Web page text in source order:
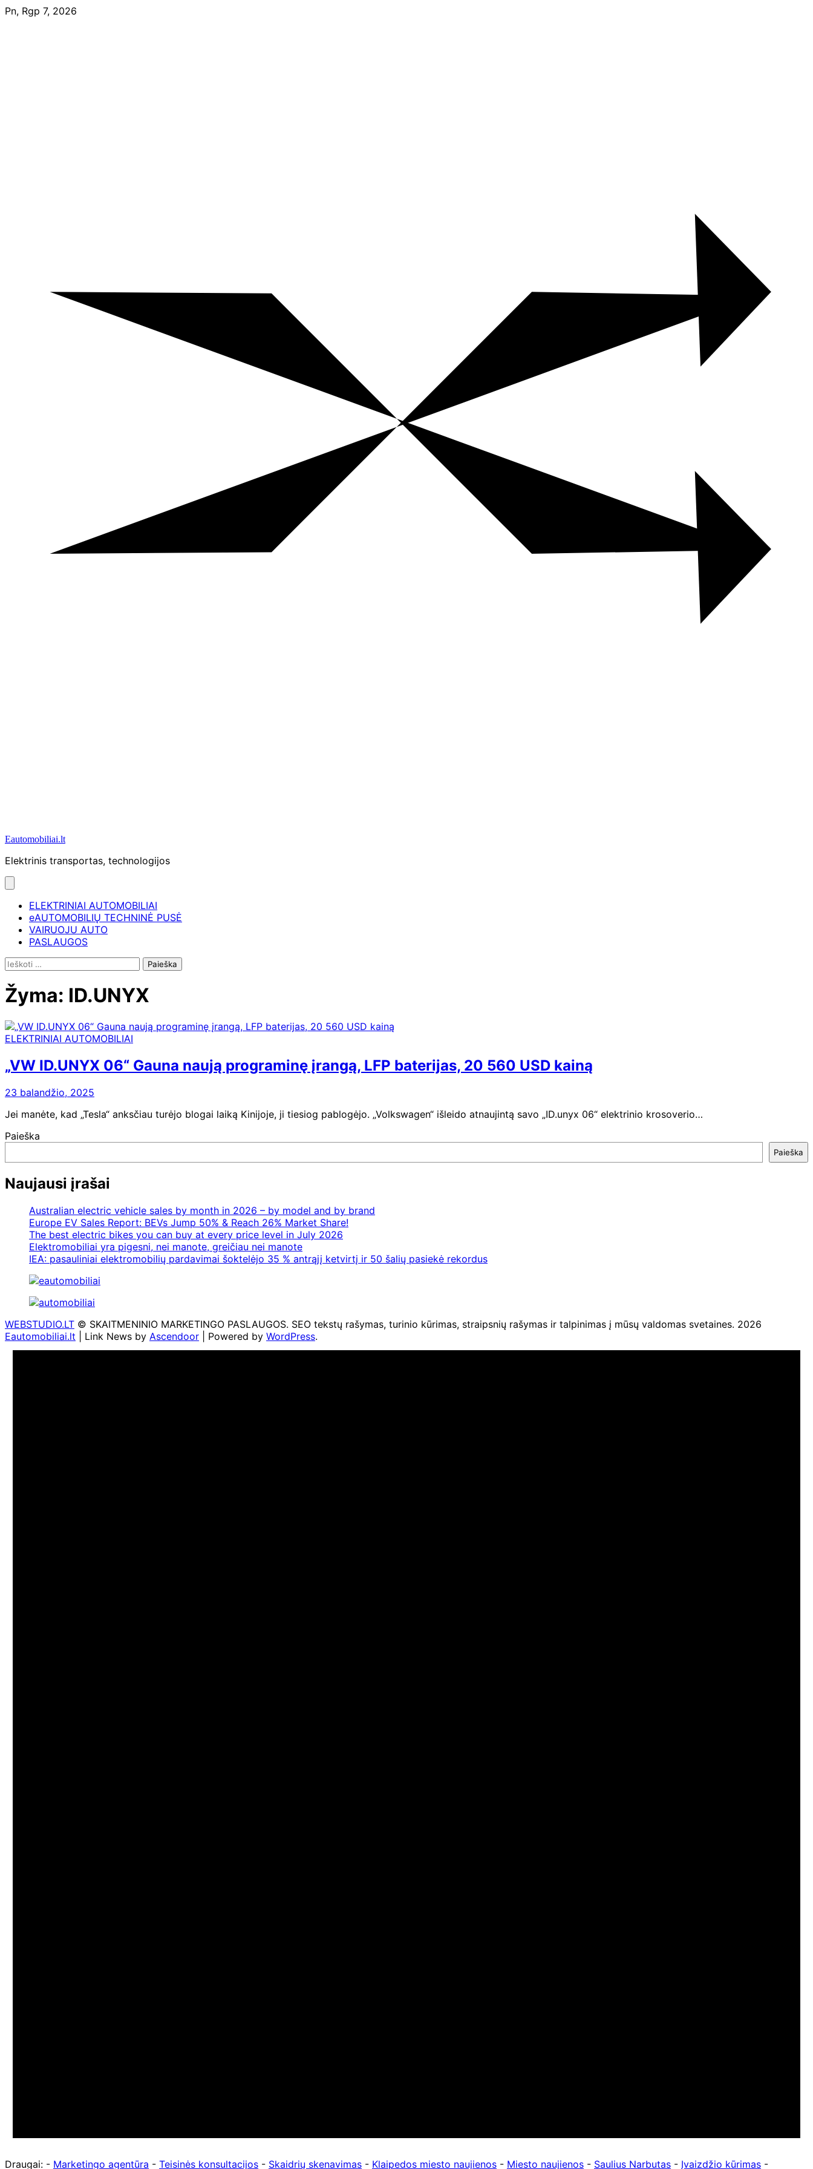
Skip
Pn, Rgp 7, 2026
Eautomobiliai.lt
Elektrinis transportas, technologijos
ELEKTRINIAI AUTOMOBILIAI
eAUTOMOBILIŲ TECHNINĖ PUSĖ
VAIRUOJU AUTO
PASLAUGOS
Ieškoti:
Žyma: ID.UNYX
ELEKTRINIAI AUTOMOBILIAI
„VW ID.UNYX 06“ Gauna naują programinę įrangą, LFP baterijas, 20 560 USD kainą
23 balandžio, 2025
Jei manėte, kad „Tesla“ anksčiau turėjo blogai laiką Kinijoje, ji tiesiog pablogėjo. „Volkswagen“ išleido atnaujintą savo „ID.unyx 06“ elektrinio krosoverio…
Paieška
Paieška
Naujausi įrašai
Australian electric vehicle sales by month in 2026 – by model and by brand
Europe EV Sales Report: BEVs Jump 50% & Reach 26% Market Share!
The best electric bikes you can buy at every price level in July 2026
Elektromobiliai yra pigesni, nei manote, greičiau nei manote
IEA: pasauliniai elektromobilių pardavimai šoktelėjo 35 % antrąjį ketvirtį ir 50 šalių pasiekė rekordus
WEBSTUDIO.LT © SKAITMENINIO MARKETINGO PASLAUGOS. SEO tekstų rašymas, turinio kūrimas, straipsnių rašymas ir talpinimas į mūsų valdomas svetaines. 2026
Eautomobiliai.lt | Link News by Ascendoor | Powered by WordPress.
Draugai: - Marketingo agentūra - Teisinės konsultacijos - Skaidrių skenavimas - Klaipedos miesto naujienos - Miesto naujienos - Saulius Narbutas - Įvaizdžio kūrimas -